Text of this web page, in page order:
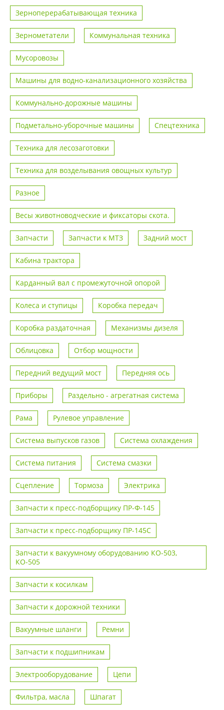
Зерноперерабатывающая техника
Зернометатели Коммунальная техника
Мусоровозы
Машины для водно-канализационного хозяйства
Коммунально-дорожные машины
Подметально-уборочные машины Спецтехника
Техника для лесозаготовки
Техника для возделывания овощных культур
Разное
Весы животноводческие и фиксаторы скота.
Запчасти Запчасти к МТЗ Задний мост
Кабина трактора
Карданный вал с промежуточной опорой
Колеса и ступицы Коробка передач
Коробка раздаточная Механизмы дизеля
Облицовка Отбор мощности
Передний ведущий мост Передняя ось
Приборы Раздельно - агрегатная система
Рама Рулевое управление
Система выпусков газов Система охлаждения
Система питания Система смазки
Сцепление Тормоза Электрика
Запчасти к пресс-подборщику ПР-Ф-145
Запчасти к пресс-подборщику ПР-145С
Запчасти к вакуумному оборудованию КО-503,
КО-505
Запчасти к косилкам
Запчасти к дорожной техники
Вакуумные шланги Ремни
Запчасти к подшипникам
Электрооборудование Цепи
Фильтра, масла Шпагат